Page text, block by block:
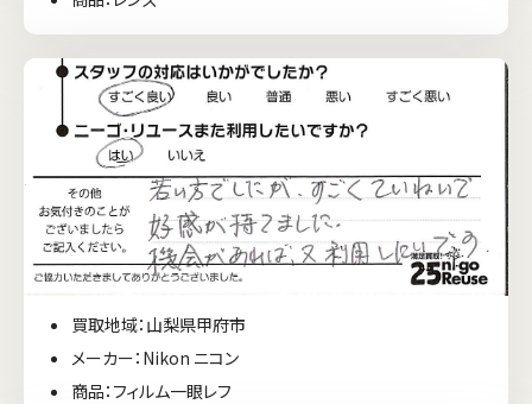
買取地域：山梨県甲府市
メーカー：Nikon ニコン
商品：フィルム一眼レフ